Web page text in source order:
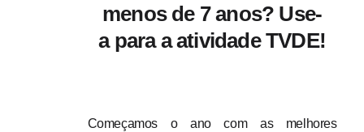
menos de 7 anos? Use-
a para a atividade TVDE!
Começamos o ano com as melhores